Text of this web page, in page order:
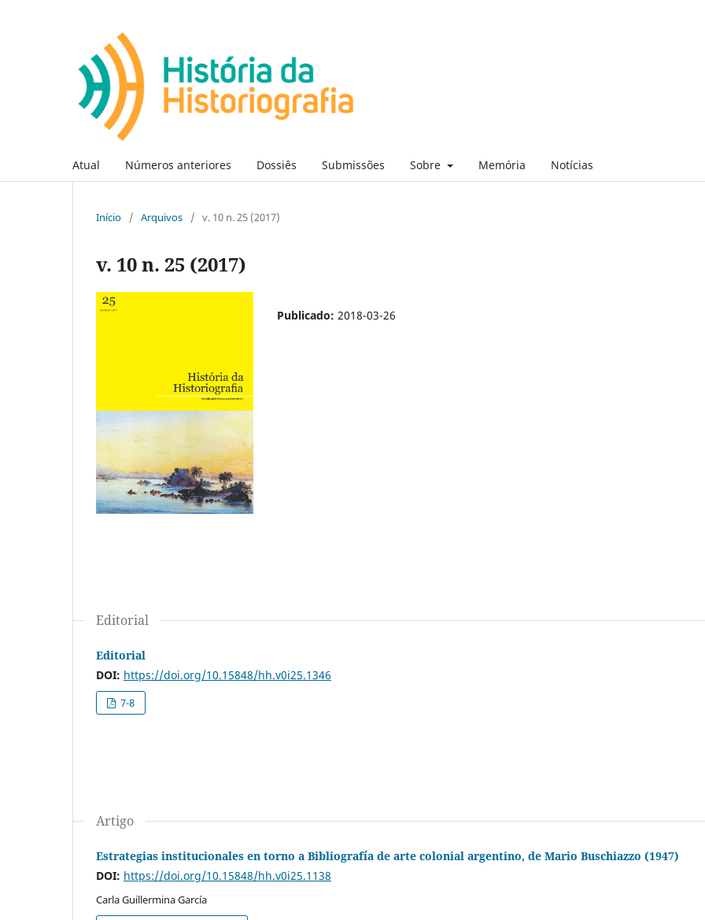
Atual Números anteriores Dossiês Submissões Sobre Memória Notícias
Início / Arquivos / v. 10 n. 25 (2017)
v. 10 n. 25 (2017)
Publicado: 2018-03-26
Editorial
Editorial
DOI: https://doi.org/10.15848/hh.v0i25.1346
7-8
Artigo
Estrategias institucionales en torno a Bibliografía de arte colonial argentino, de Mario Buschiazzo (1947)
DOI: https://doi.org/10.15848/hh.v0i25.1138
Carla Guillermina García